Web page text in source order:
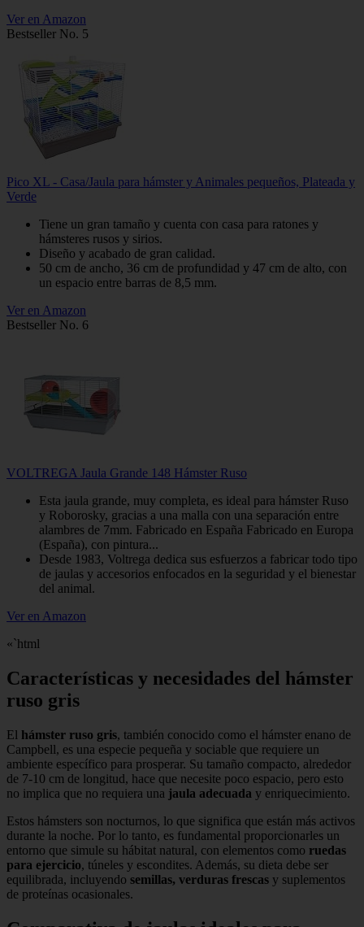
Ver en Amazon
Bestseller No. 5
Pico XL - Casa/Jaula para hámster y Animales pequeños, Plateada y
Verde
Tiene un gran tamaño y cuenta con casa para ratones y
hámsteres rusos y sirios.
Diseño y acabado de gran calidad.
50 cm de ancho, 36 cm de profundidad y 47 cm de alto, con
un espacio entre barras de 8,5 mm.
Ver en Amazon
Bestseller No. 6
VOLTREGA Jaula Grande 148 Hámster Ruso
Esta jaula grande, muy completa, es ideal para hámster Ruso
y Roborosky, gracias a una malla con una separación entre
alambres de 7mm. Fabricado en España Fabricado en Europa
(España), con pintura...
Desde 1983, Voltrega dedica sus esfuerzos a fabricar todo tipo
de jaulas y accesorios enfocados en la seguridad y el bienestar
del animal.
Ver en Amazon
«`html
Características y necesidades del hámster
ruso gris
El hámster ruso gris, también conocido como el hámster enano de
Campbell, es una especie pequeña y sociable que requiere un
ambiente específico para prosperar. Su tamaño compacto, alrededor
de 7-10 cm de longitud, hace que necesite poco espacio, pero esto
no implica que no requiera una jaula adecuada y enriquecimiento.
Estos hámsters son nocturnos, lo que significa que están más activos
durante la noche. Por lo tanto, es fundamental proporcionarles un
entorno que simule su hábitat natural, con elementos como ruedas
para ejercicio, túneles y escondites. Además, su dieta debe ser
equilibrada, incluyendo semillas, verduras frescas y suplementos
de proteínas ocasionales.